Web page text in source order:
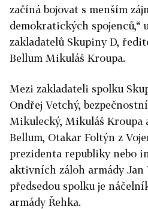
začíná bojovat s menším
demokratických spojenců,“
zakladatelů Skupiny D,
Bellum Mikuláš Kroupa.
Mezi zakladateli spolku
Ondřej Vetchý,
Mikulecký, Mikuláš Kroupa
Bellum, Otakar Foltýn z
prezidenta republiky nebo
aktivních záloh armády Jan
předsedou spolku je
armády Řehka.